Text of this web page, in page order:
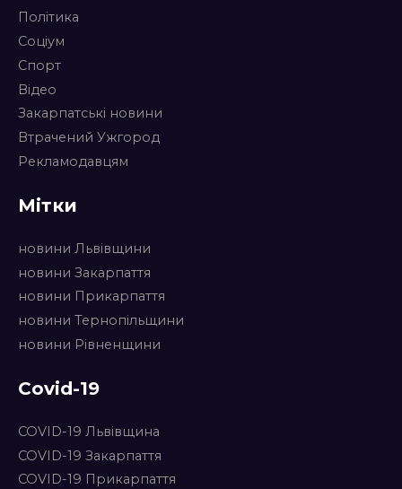
Політика
Соціум
Спорт
Відео
Закарпатські новини
Втрачений Ужгород
Рекламодавцям
Мітки
новини Львівщини
новини Закарпаття
новини Прикарпаття
новини Тернопільщини
новини Рівненщини
Covid-19
COVID-19 Львівщина
COVID-19 Закарпаття
COVID-19 Прикарпаття